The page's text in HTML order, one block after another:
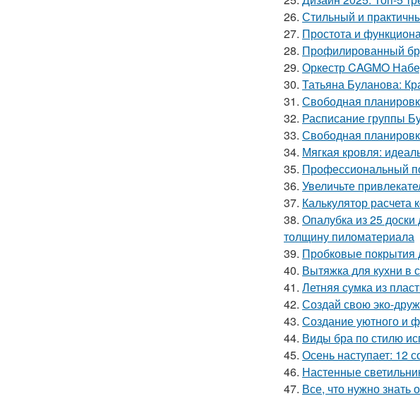
26. Стильный и
27. Простота и
28. Профилированный
29. Оркестр CAGMO
30. Татьяна Буланова:
31. Свободная
32. Расписание группы
33. Свободная
34. Мягкая кровля:
35. Профессиональный
36. Увеличьте
37. Калькулятор расчета
38. Опалубка из 25
толщину пиломатериала
39. Пробковые покрытия
40. Вытяжка для кухни в
41. Летняя сумка из
42. Создай свою эко-
43. Создание уютного и
44. Виды бра по стилю
45. Осень наступает: 12
46. Настенные
47. Все, что нужно знать